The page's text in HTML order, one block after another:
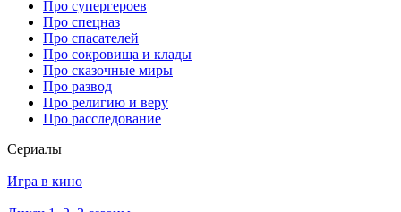
Про супергероев
Про спецназ
Про спасателей
Про сокровища и клады
Про сказочные миры
Про развод
Про религию и веру
Про расследование
Се­риа­лы
Игра в кино